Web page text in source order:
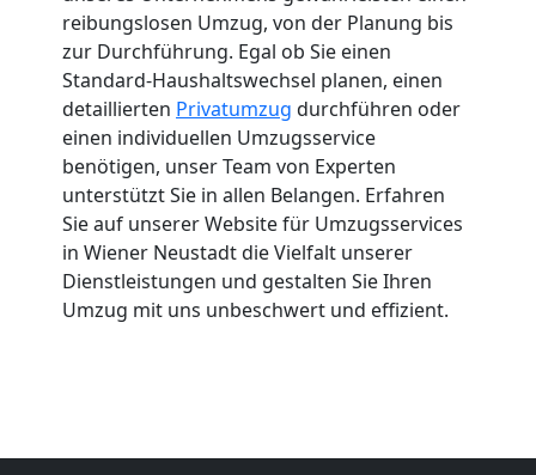
reibungslosen Umzug, von der Planung bis
zur Durchführung. Egal ob Sie einen
Standard-Haushaltswechsel planen, einen
detaillierten Privatumzug durchführen oder
einen individuellen Umzugsservice
benötigen, unser Team von Experten
unterstützt Sie in allen Belangen. Erfahren
Sie auf unserer Website für Umzugsservices
in Wiener Neustadt die Vielfalt unserer
Dienstleistungen und gestalten Sie Ihren
Umzug mit uns unbeschwert und effizient.